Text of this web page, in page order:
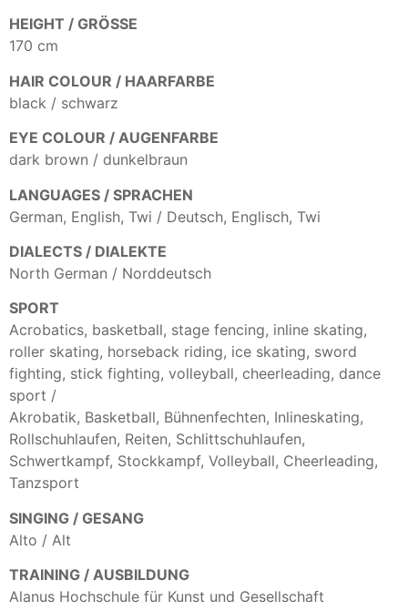
HEIGHT / GRÖSSE
170 cm
HAIR COLOUR / HAARFARBE
black / schwarz
EYE COLOUR / AUGENFARBE
dark brown / dunkelbraun
LANGUAGES / SPRACHEN
German, English, Twi / Deutsch, Englisch, Twi
DIALECTS / DIALEKTE
North German / Norddeutsch
SPORT
Acrobatics, basketball, stage fencing, inline skating,
roller skating, horseback riding, ice skating, sword
fighting, stick fighting, volleyball, cheerleading, dance
sport /
Akrobatik, Basketball, Bühnenfechten, Inlineskating,
Rollschuhlaufen, Reiten, Schlittschuhlaufen,
Schwertkampf, Stockkampf, Volleyball, Cheerleading,
Tanzsport
SINGING / GESANG
Alto / Alt
TRAINING / AUSBILDUNG
Alanus Hochschule für Kunst und Gesellschaft